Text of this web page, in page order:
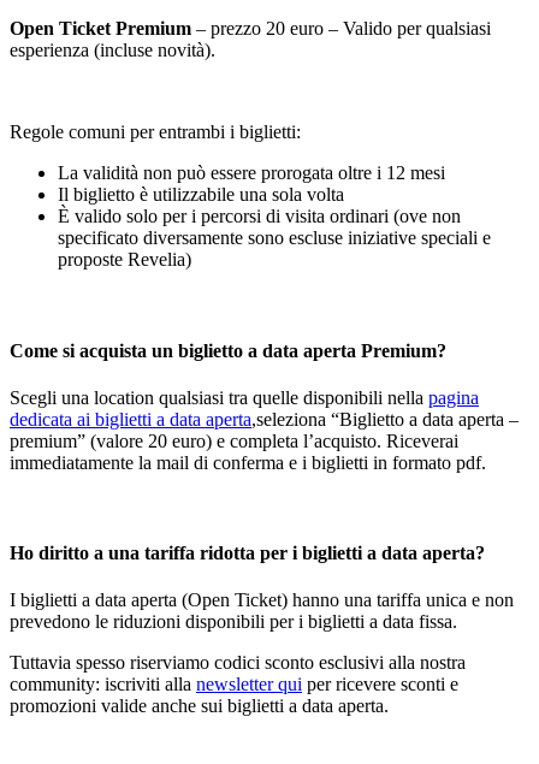
️Open Ticket Premium – prezzo 20 euro – Valido per qualsiasi
esperienza (incluse novità).
Regole comuni per entrambi i biglietti:
La validità non può essere prorogata oltre i 12 mesi
Il biglietto è utilizzabile una sola volta
È valido solo per i percorsi di visita ordinari (ove non
specificato diversamente sono escluse iniziative speciali e
proposte Revelia)
Come si acquista un biglietto a data aperta Premium?
Scegli una location qualsiasi tra quelle disponibili nella pagina
dedicata ai biglietti a data aperta,seleziona “Biglietto a data aperta –
premium” (valore 20 euro) e completa l’acquisto. Riceverai
immediatamente la mail di conferma e i biglietti in formato pdf.
Ho diritto a una tariffa ridotta per i biglietti a data aperta?
I biglietti a data aperta (Open Ticket) hanno una tariffa unica e non
prevedono le riduzioni disponibili per i biglietti a data fissa.
Tuttavia spesso riserviamo codici sconto esclusivi alla nostra
community: iscriviti alla newsletter qui per ricevere sconti e
promozioni valide anche sui biglietti a data aperta.